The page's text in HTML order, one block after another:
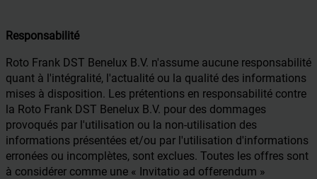
Responsabilité
Roto Frank DST Benelux B.V. n'assume aucune responsabilité
quant à l'intégralité, l'actualité ou la qualité des informations
mises à disposition. Les prétentions en responsabilité contre
la Roto Frank DST Benelux B.V. pour des dommages
provoqués par l'utilisation ou la non-utilisation des
informations présentées et/ou par l'utilisation d'informations
erronées ou incomplètes, sont exclues. Toutes les offres sont
à considérer comme une « Invitatio ad offerendum »